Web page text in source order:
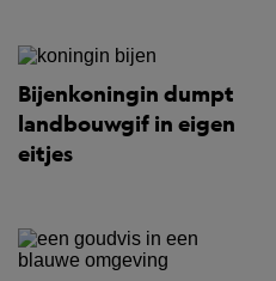
Bijenkoningin dumpt
landbouwgif in eigen
eitjes